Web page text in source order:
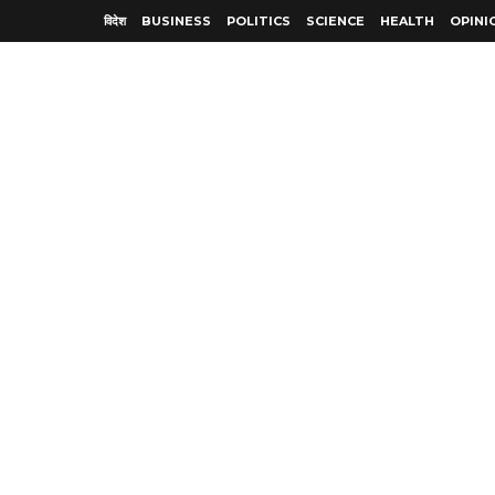
विदेश BUSINESS POLITICS SCIENCE HEALTH